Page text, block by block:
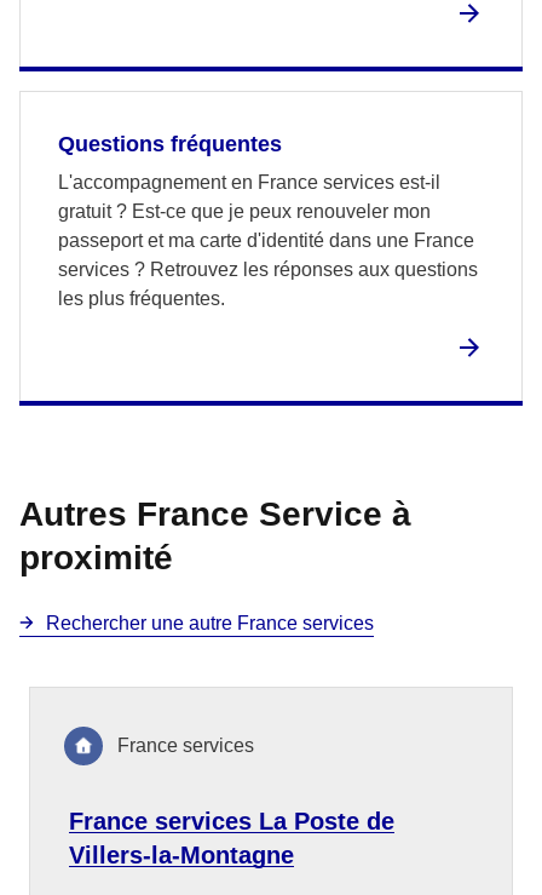
Questions fréquentes
L'accompagnement en France services est-il
gratuit ? Est-ce que je peux renouveler mon
passeport et ma carte d'identité dans une France
services ? Retrouvez les réponses aux questions
les plus fréquentes.
Autres France Service à
proximité
Rechercher une autre France services
France services La Poste de
Villers-la-Montagne
France services